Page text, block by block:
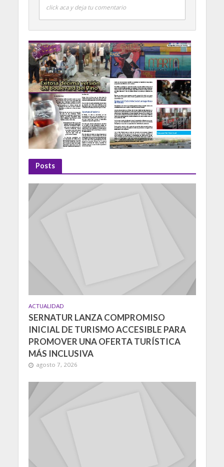
click aca y deja tu comentario
Posts
ACTUALIDAD
SERNATUR LANZA COMPROMISO
INICIAL DE TURISMO ACCESIBLE PARA
PROMOVER UNA OFERTA TURÍSTICA
MÁS INCLUSIVA
agosto 7, 2026